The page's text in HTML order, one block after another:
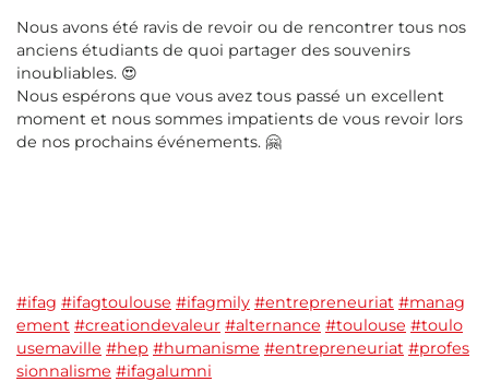
Nous avons été ravis de revoir ou de rencontrer tous nos
anciens étudiants de quoi partager des souvenirs
inoubliables. 😍
Nous espérons que vous avez tous passé un excellent
moment et nous sommes impatients de vous revoir lors
de nos prochains événements. 🤗
#ifag #ifagtoulouse #ifagmily #entrepreneuriat #manag
ement #creationdevaleur #alternance #toulouse #toulo
usemaville #hep #humanisme #entrepreneuriat #profes
sionnalisme #ifagalumni